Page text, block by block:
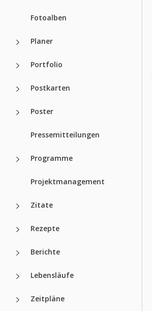
Fotoalben
Planer
Portfolio
Postkarten
Poster
Pressemitteilungen
Programme
Projektmanagement
Zitate
Rezepte
Berichte
Lebensläufe
Zeitpläne